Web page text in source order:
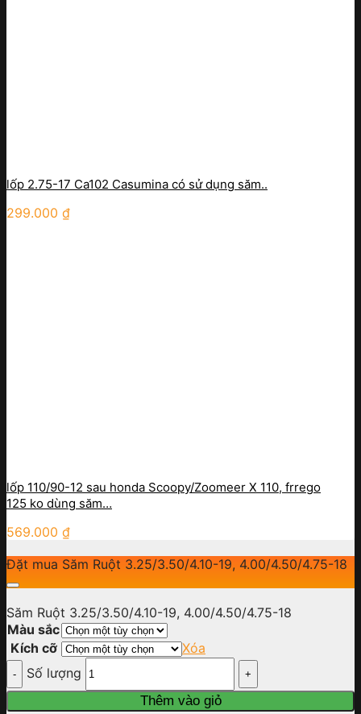
lốp 2.75-17 Ca102 Casumina có sử dụng săm..
299.000 ₫
lốp 110/90-12 sau honda Scoopy/Zoomeer X 110, frrego
125 ko dùng săm…
569.000 ₫
Đặt mua Săm Ruột 3.25/3.50/4.10-19, 4.00/4.50/4.75-18
Săm Ruột 3.25/3.50/4.10-19, 4.00/4.50/4.75-18
Màu sắc
Kích cỡ
Xóa
Số lượng
Thêm vào giỏ